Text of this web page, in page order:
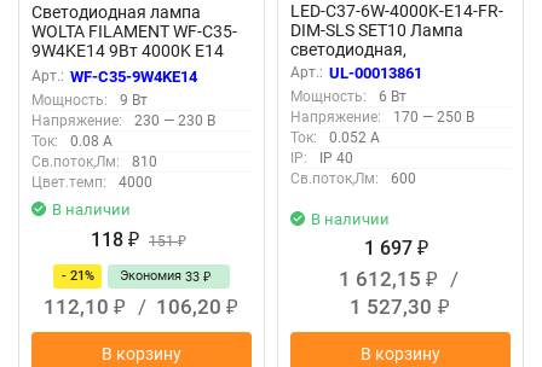
Светодиодная лампа
WOLTA FILAMENT WF-C35-
9W4KE14 9Вт 4000K Е14
Арт.: WF-C35-9W4KE14
Мощность:
9 Вт
Напряжение:
230 — 230 В
Ток:
0.08 А
Св.поток,Лм:
810
Цвет.темп:
4000
В наличии
118 ₽ 151₽
- 21% Экономия 33 ₽
112,10 ₽ / 106,20 ₽
В корзину
LED-C37-6W-4000K-E14-FR-
DIM-SLS SET10 Лампа
светодиодная,
диммируемая, Форма
свеча, матовая, Серия
Optima DIM, Белый свет
4000K, Упаковка 10 штук
Арт.: UL-00013861
Мощность:
6 Вт
Напряжение:
170 — 250 В
Ток:
0.052 А
IP:
IP 40
Св.поток,Лм:
600
В наличии
1 697 ₽
1 612,15 ₽
/
1 527,30 ₽
В корзину